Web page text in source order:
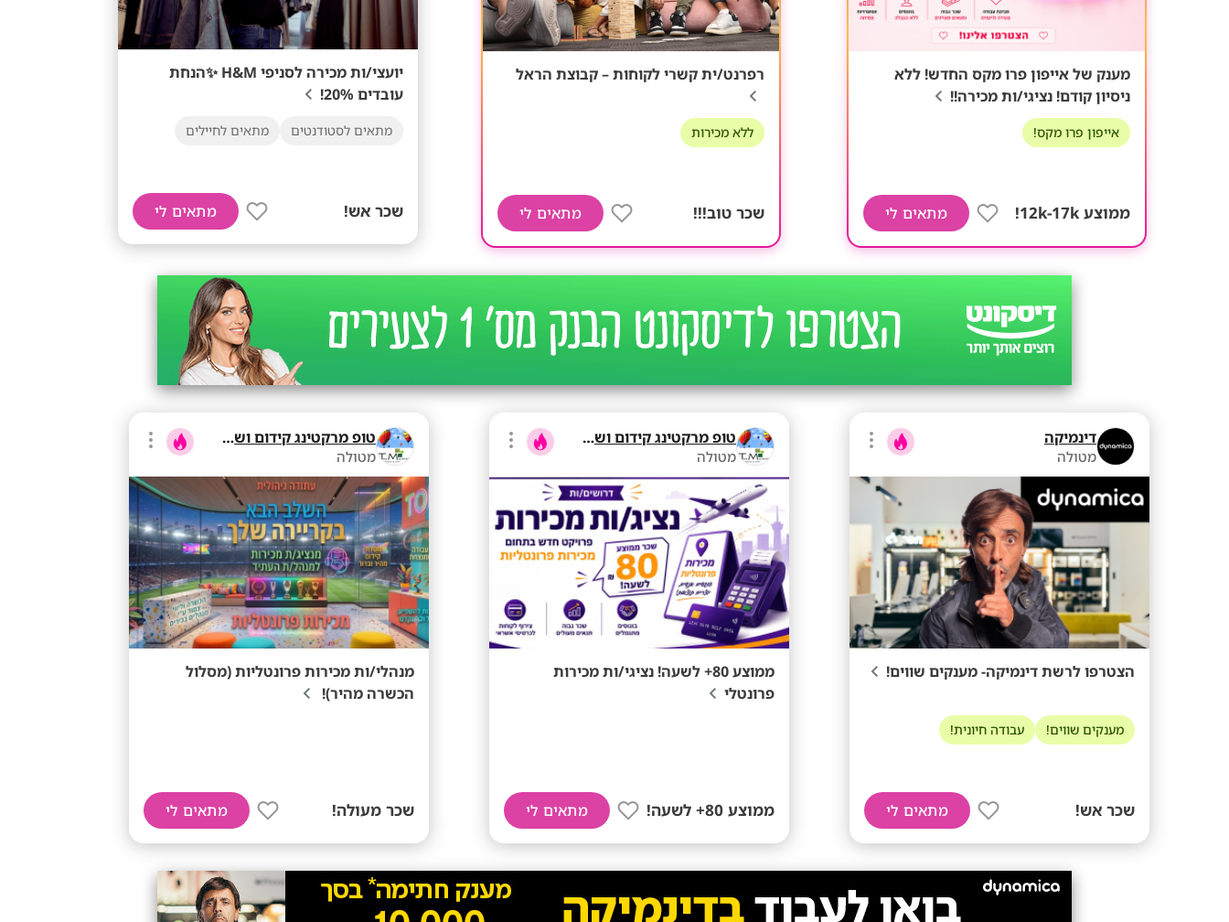
מענק של אייפון פרו מקס החדש! ללא
ניסיון קודם! נציגי/ות מכירה!!
אייפון פרו מקס!
ממוצע 12k-17k! מתאים לי
רפרנט/ית קשרי לקוחות – קבוצת הראל
ללא מכירות
שכר טוב!!! מתאים לי
יועצי/ות מכירה לסניפי H&M ✨הנחת
עובדים 20%!
מתאים לסטודנטים מתאים לחיילים
שכר אש! מתאים לי
דינמיקה
מטולה
הצטרפו לרשת דינמיקה- מענקים שווים!
מענקים שווים! עבודה חיונית!
שכר אש! מתאים לי
טופ מרקטינג קידום ושיווק בע"מ
מטולה
ממוצע 80+ לשעה! נציגי/ות מכירות
פרונטלי
ממוצע 80+ לשעה! מתאים לי
טופ מרקטינג קידום ושיווק בע"מ
מטולה
מנהלי/ות מכירות פרונטליות (מסלול
הכשרה מהיר)!
שכר מעולה! מתאים לי